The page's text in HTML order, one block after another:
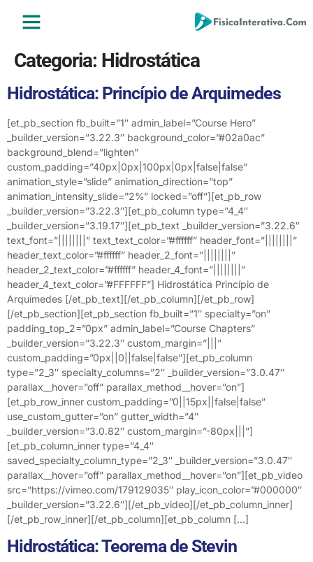
Categoria: Hidrostática
Hidrostática: Princípio de Arquimedes
[et_pb_section fb_built=”1″ admin_label=”Course Hero”
_builder_version=”3.22.3″ background_color=”#02a0ac”
background_blend=”lighten”
custom_padding=”40px|0px|100px|0px|false|false”
animation_style=”slide” animation_direction=”top”
animation_intensity_slide=”2%” locked=”off”][et_pb_row
_builder_version=”3.22.3″][et_pb_column type=”4_4″
_builder_version=”3.19.17″][et_pb_text _builder_version=”3.22.6″
text_font=”||||||||” text_text_color=”#ffffff” header_font=”||||||||”
header_text_color=”#ffffff” header_2_font=”||||||||”
header_2_text_color=”#ffffff” header_4_font=”||||||||”
header_4_text_color=”#FFFFFF”] Hidrostática Princípio de
Arquimedes [/et_pb_text][/et_pb_column][/et_pb_row]
[/et_pb_section][et_pb_section fb_built=”1″ specialty=”on”
padding_top_2=”0px” admin_label=”Course Chapters”
_builder_version=”3.22.3″ custom_margin=”|||”
custom_padding=”0px||0||false|false”][et_pb_column
type=”2_3″ specialty_columns=”2″ _builder_version=”3.0.47″
parallax__hover=”off” parallax_method__hover=”on”]
[et_pb_row_inner custom_padding=”0||15px||false|false”
use_custom_gutter=”on” gutter_width=”4″
_builder_version=”3.0.82″ custom_margin=”-80px|||”]
[et_pb_column_inner type=”4_4″
saved_specialty_column_type=”2_3″ _builder_version=”3.0.47″
parallax__hover=”off” parallax_method__hover=”on”][et_pb_video
src=”https://vimeo.com/179129035″ play_icon_color=”#000000″
_builder_version=”3.22.6″][/et_pb_video][/et_pb_column_inner]
[/et_pb_row_inner][/et_pb_column][et_pb_column […]
Hidrostática: Teorema de Stevin